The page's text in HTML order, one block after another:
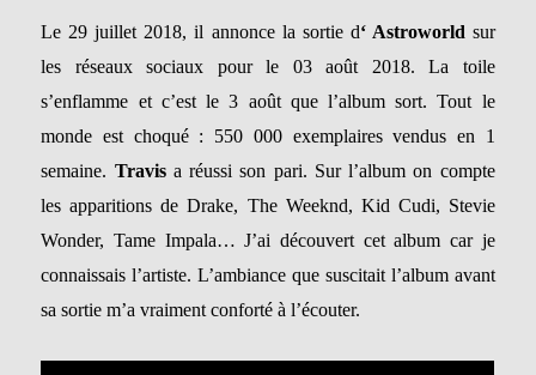
Le 29 juillet 2018, il annonce la sortie d‘ Astroworld sur
les réseaux sociaux pour le 03 août 2018. La toile
s’enflamme et c’est le 3 août que l’album sort. Tout le
monde est choqué : 550 000 exemplaires vendus en 1
semaine. Travisa réussi son pari. Sur l’album on compte
les apparitions de Drake, The Weeknd, Kid Cudi, Stevie
Wonder, Tame Impala… J’ai découvert cet album car je
connaissais l’artiste. L’ambiance que suscitait l’album avant
sa sortie m’a vraiment conforté à l’écouter.